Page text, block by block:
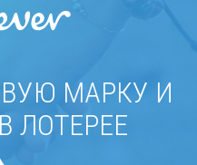
МАРКУ И
ЛОТЕРЕЕ